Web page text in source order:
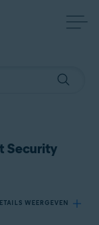
Security
WEERGEVEN